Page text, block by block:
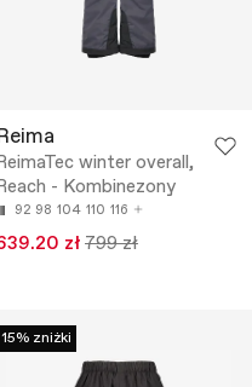
winter overall,
- Kombinezony
92 98 104 110 116
zł 799 zł
15% zniżki